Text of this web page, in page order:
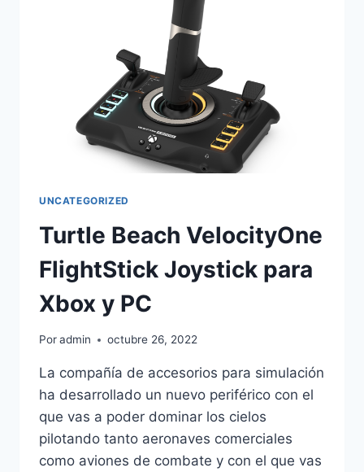
2022)
UNCATEGORIZED
Turtle Beach VelocityOne
FlightStick Joystick para
Xbox y PC
Poradmin octubre 26, 2022
La compañía de accesorios para simulación
ha desarrollado un nuevo periférico con el
que vas a poder dominar los cielos
pilotando tanto aeronaves comerciales
como aviones de combate y con el que vas